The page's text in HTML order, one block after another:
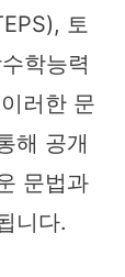
토
학능력
러한 문
해 공개
문법과
니다.